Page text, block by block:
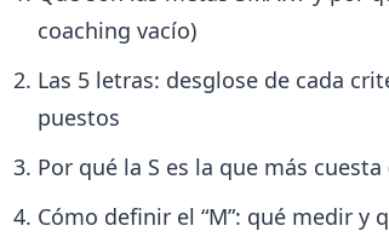
coaching vacío)
Las 5 letras: desglose de cada
puestos
Por qué la S es la que más
Cómo definir el “M”: qué medir y